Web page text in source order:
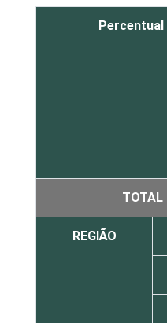
Percentual
TOTAL
REGIÃO